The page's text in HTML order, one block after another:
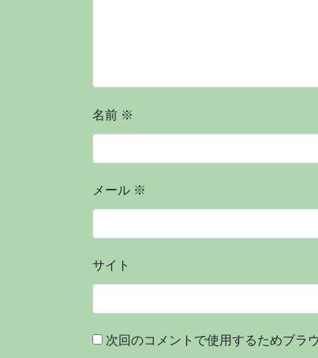
名前 ※
メール ※
サイト
次回のコメントで使用するためブラ